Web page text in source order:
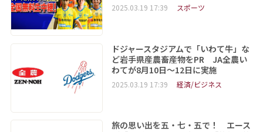
2025.03.19 17:39 スポーツ
ドジャースタジアムで「いわて牛」な
ど岩手県産農畜産物をPR JA全農い
わてが8月10日～12日に実施
2025.03.19 17:39 経済/ビジネス
旅の思い出を五・七・五で！ エース